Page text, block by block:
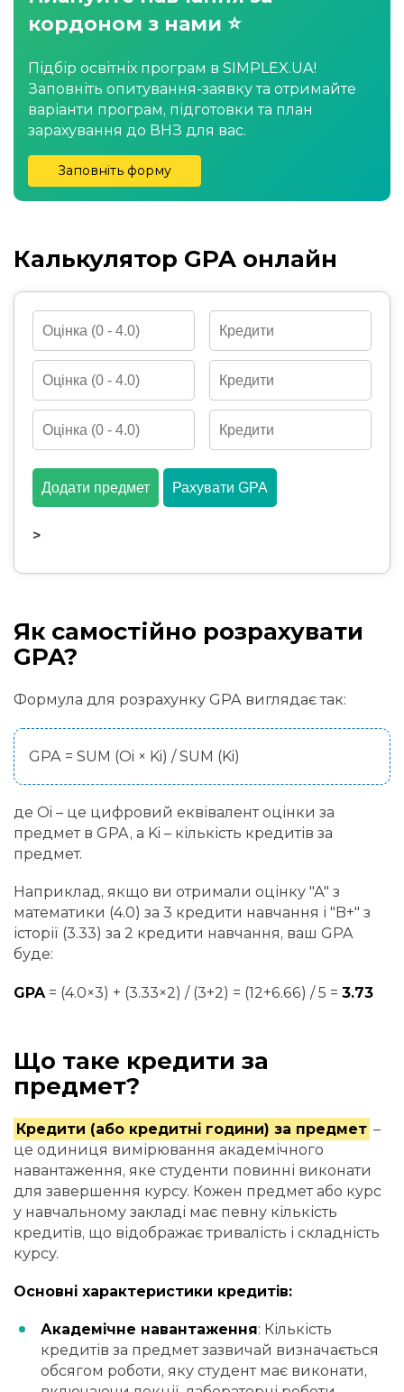
кордоном з нами ⭐
Підбір освітніх програм в SIMPLEX.UA!
Заповніть опитування-заявку та отримайте
варіанти програм, підготовки та план
зарахування до ВНЗ для вас.
Заповніть форму
Калькулятор GPA онлайн
Додати предмет Рахувати GPA
>
Як самостійно розрахувати
GPA?
Формула для розрахунку GPA виглядає так:
GPA = SUM (Oi × Ki) / SUM (Ki)
де Oi – це цифровий еквівалент оцінки за
предмет в GPA, а Ki – кількість кредитів за
предмет.
Наприклад, якщо ви отримали оцінку "А" з
математики (4.0) за 3 кредити навчання і "B+" з
історії (3.33) за 2 кредити навчання, ваш GPA
буде:
GPA = (4.0×3) + (3.33×2) / (3+2) = (12+6.66) / 5 = 3.73
Що таке кредити за
предмет?
Кредити (або кредитні години) за предмет –
це одиниця вимірювання академічного
навантаження, яке студенти повинні виконати
для завершення курсу. Кожен предмет або курс
у навчальному закладі має певну кількість
кредитів, що відображає тривалість і складність
курсу.
Основні характеристики кредитів:
Академічне навантаження: Кількість
кредитів за предмет зазвичай визначається
обсягом роботи, яку студент має виконати,